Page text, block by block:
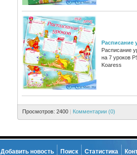
Расписание
Расписание
на 7 уроков
Koaress
Просмотров: 2400 | Комментарии (0)
Добавить новость Поиск Статистика